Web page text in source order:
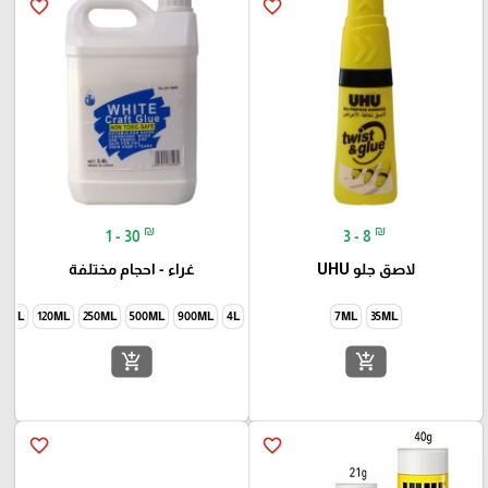
favorite_border
3 - 8 ₪
لاصق جلو UHU
35ML
7ML
add_shopping_cart
favorite_border
1 - 30 ₪
غراء - احجام مختلفة
4L
900ML
500ML
250ML
120ML
add_shopping_cart
favorite_border
favorite_border